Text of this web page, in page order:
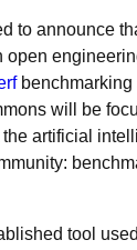
to announce
open
benchmarking
will be
artificial
tool